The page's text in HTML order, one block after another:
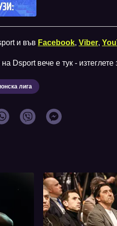
и във Facebook, Viber,
Dsport вече е тук - изтеглете
лига